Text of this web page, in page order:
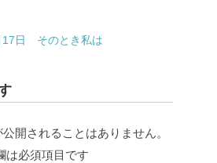
17日 そのとき私は
開されることはありません。
は必須項目です